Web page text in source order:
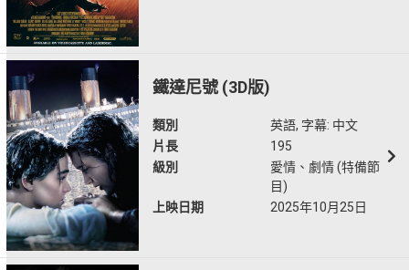
鐵達尼號 (3D版)
類別
英語, 字幕: 中文
片長
195
級別
愛情、劇情 (特備節
目)
上映日期
2025年10月25日